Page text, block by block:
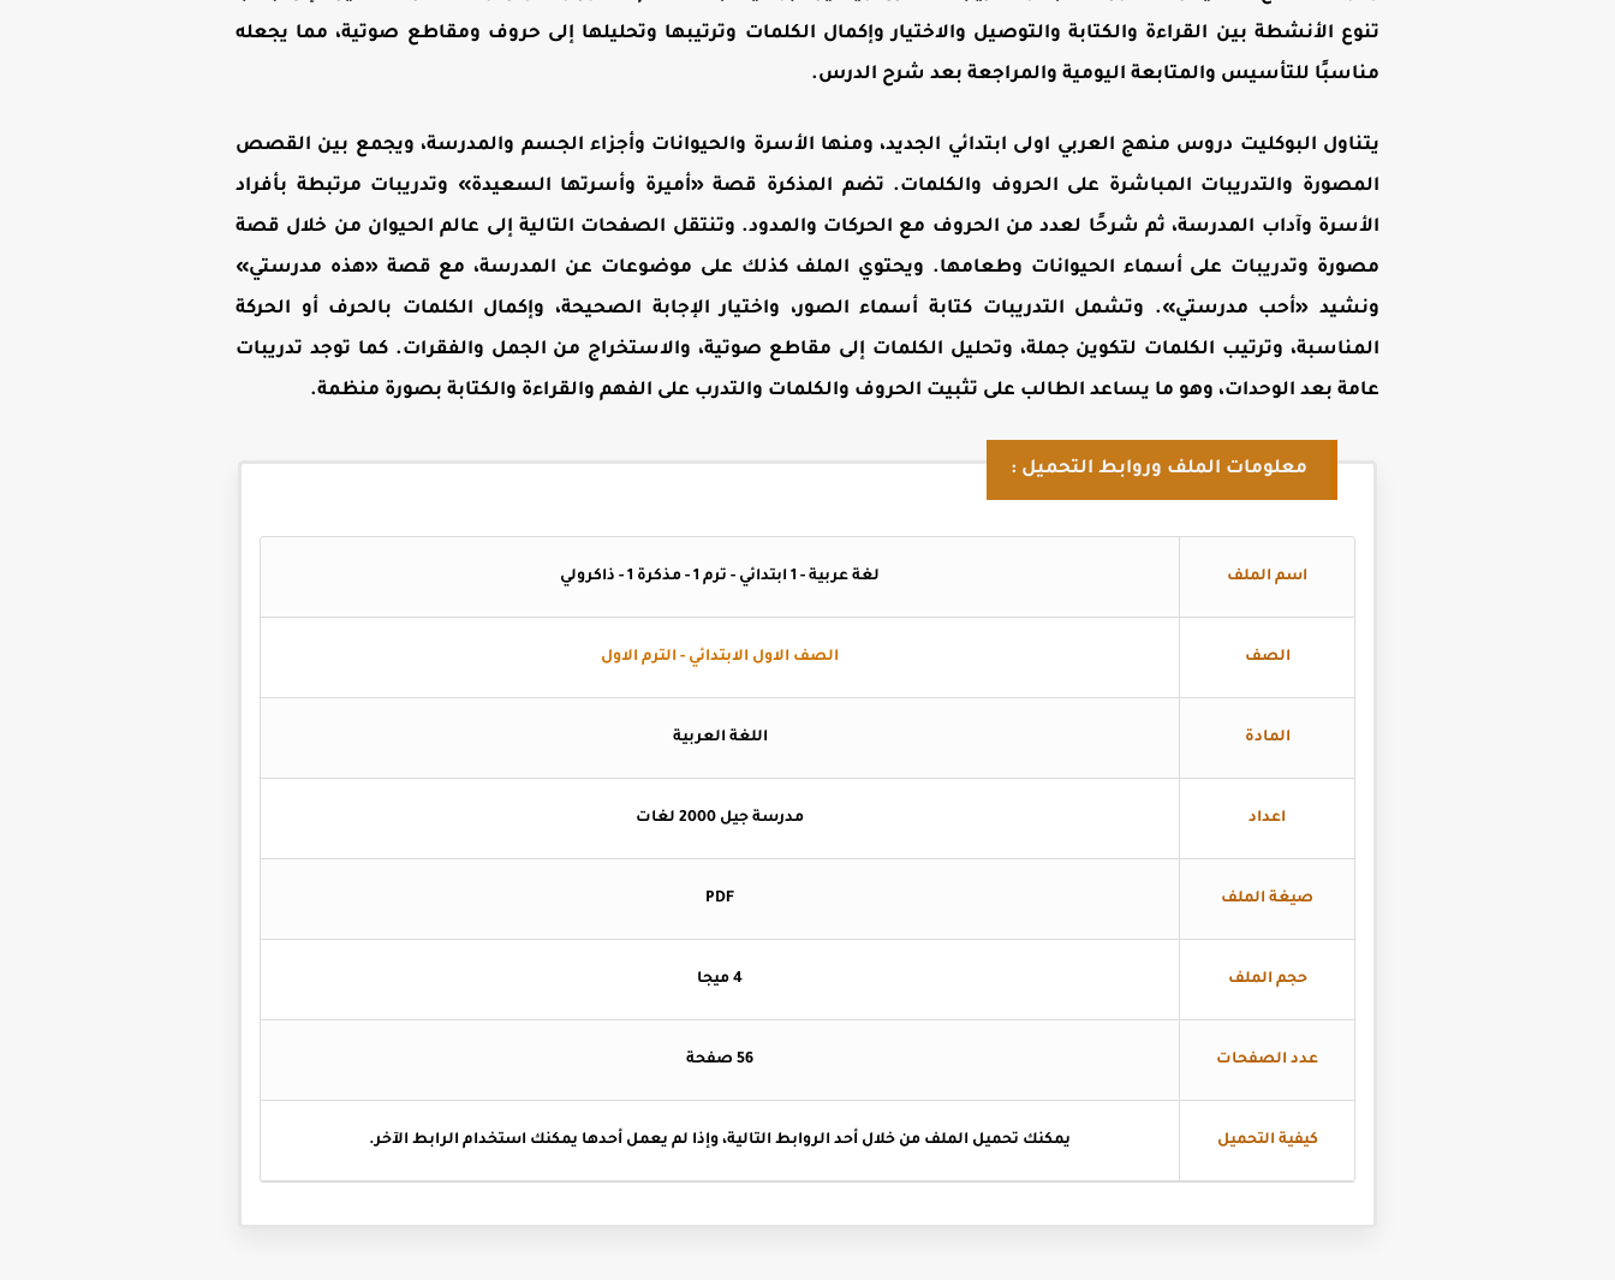
تنوع الأنشطة بين القراءة والكتابة والتوصيل والاختيار وإكمال الكلمات وترتيبها وتحليلها إلى حروف ومقاطع صوتية، مما يجعله
مناسبًا للتأسيس والمتابعة اليومية والمراجعة بعد شرح الدرس.
يتناول البوكليت دروس منهج العربي اولى ابتدائي الجديد، ومنها الأسرة والحيوانات وأجزاء الجسم والمدرسة، ويجمع بين القصص
المصورة والتدريبات المباشرة على الحروف والكلمات. تضم المذكرة قصة «أميرة وأسرتها السعيدة» وتدريبات مرتبطة بأفراد
الأسرة وآداب المدرسة، ثم شرحًا لعدد من الحروف مع الحركات والمدود. وتنتقل الصفحات التالية إلى عالم الحيوان من خلال قصة
مصورة وتدريبات على أسماء الحيوانات وطعامها. ويحتوي الملف كذلك على موضوعات عن المدرسة، مع قصة «هذه مدرستي»
ونشيد «أحب مدرستي». وتشمل التدريبات كتابة أسماء الصور، واختيار الإجابة الصحيحة، وإكمال الكلمات بالحرف أو الحركة
المناسبة، وترتيب الكلمات لتكوين جملة، وتحليل الكلمات إلى مقاطع صوتية، والاستخراج من الجمل والفقرات. كما توجد تدريبات
عامة بعد الوحدات، وهو ما يساعد الطالب على تثبيت الحروف والكلمات والتدرب على الفهم والقراءة والكتابة بصورة منظمة.
معلومات الملف وروابط التحميل :
اسم الملف لغة عربية - 1 ابتدائي - ترم 1 - مذكرة 1 - ذاكرولي
الصف الصف الاول الابتدائي - الترم الاول
المادة اللغة العربية
اعداد مدرسة جيل 2000 لغات
صيغة الملف PDF
حجم الملف 4 ميجا
عدد الصفحات 56 صفحة
كيفية التحميل يمكنك تحميل الملف من خلال أحد الروابط التالية، وإذا لم يعمل أحدها يمكنك استخدام الرابط الآخر.